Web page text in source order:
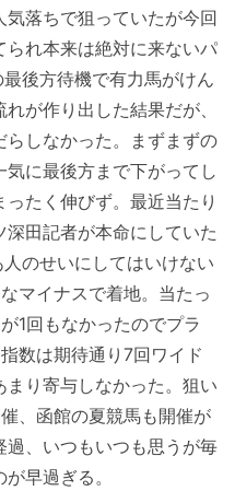
落ちで狙っていたが今回
れ本来は絶対に来ないパ
後方待機で有力馬がけん
が作り出した結果だが、
しなかった。まずまずの
に最後方まで下がってし
たく伸びず。最近当たり
田記者が本命にしていた
のせいにしてはいけない
マイナスで着地。当たっ
1回もなかったのでプラ
数は期待通り7回ワイド
り寄与しなかった。狙い
、函館の夏競馬も開催が
、いつもいつも思うが毎
早過ぎる。